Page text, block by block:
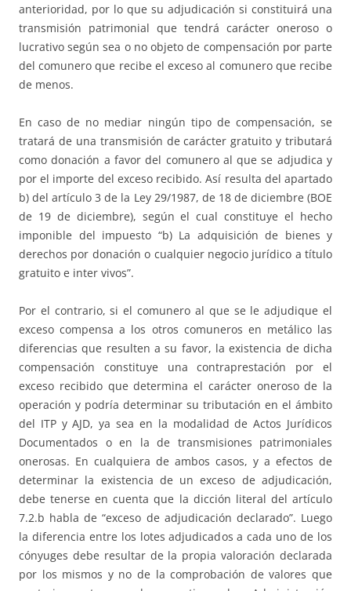
anterioridad, por lo que su adjudicación si constituirá una
transmisión patrimonial que tendrá carácter oneroso o
lucrativo según sea o no objeto de compensación por parte
del comunero que recibe el exceso al comunero que recibe
de menos.
En caso de no mediar ningún tipo de compensación, se
tratará de una transmisión de carácter gratuito y tributará
como donación a favor del comunero al que se adjudica y
por el importe del exceso recibido. Así resulta del apartado
b) del artículo 3 de la Ley 29/1987, de 18 de diciembre (BOE
de 19 de diciembre), según el cual constituye el hecho
imponible del impuesto “b) La adquisición de bienes y
derechos por donación o cualquier negocio jurídico a título
gratuito e inter vivos”.
Por el contrario, si el comunero al que se le adjudique el
exceso compensa a los otros comuneros en metálico las
diferencias que resulten a su favor, la existencia de dicha
compensación constituye una contraprestación por el
exceso recibido que determina el carácter oneroso de la
operación y podría determinar su tributación en el ámbito
del ITP y AJD, ya sea en la modalidad de Actos Jurídicos
Documentados o en la de transmisiones patrimoniales
onerosas. En cualquiera de ambos casos, y a efectos de
determinar la existencia de un exceso de adjudicación,
debe tenerse en cuenta que la dicción literal del artículo
7.2.b habla de “exceso de adjudicación declarado”. Luego
la diferencia entre los lotes adjudicados a cada uno de los
cónyuges debe resultar de la propia valoración declarada
por los mismos y no de la comprobación de valores que